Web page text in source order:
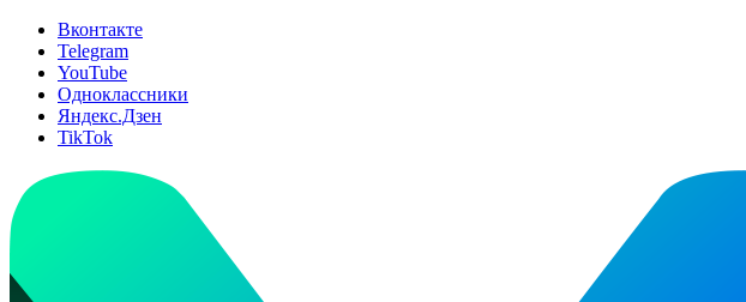
Вконтакте
Telegram
YouTube
Одноклассники
Яндекс.Дзен
TikTok